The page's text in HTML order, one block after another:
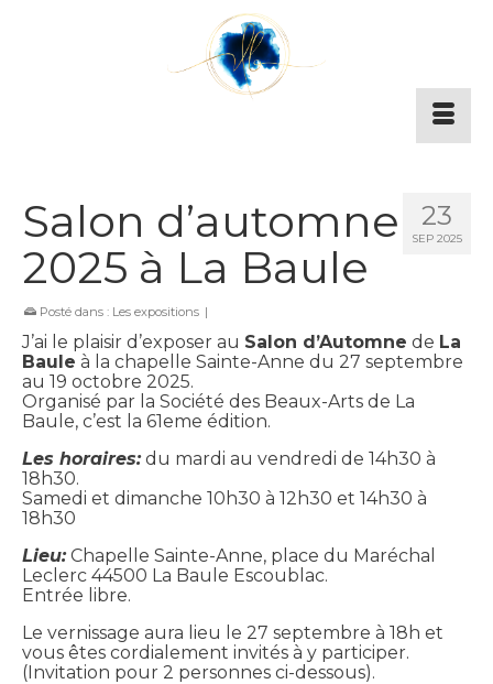
23
SEP 2025
Salon d’automne
2025 à La Baule
Posté dans : Les expositions |
J’ai le plaisir d’exposer au Salon d’Automne de La
Baule à la chapelle Sainte-Anne du 27 septembre
au 19 octobre 2025.
Organisé par la Société des Beaux-Arts de La
Baule, c’est la 61eme édition.
Les horaires:du mardi au vendredi de 14h30 à
18h30.
Samedi et dimanche 10h30 à 12h30 et 14h30 à
18h30
Lieu:Chapelle Sainte-Anne, place du Maréchal
Leclerc 44500 La Baule Escoublac.
Entrée libre.
Le vernissage aura lieu le 27 septembre à 18h et
vous êtes cordialement invités à y participer.
(Invitation pour 2 personnes ci-dessous).